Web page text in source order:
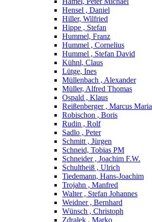
Hensel , Daniel
Hiller, Wilfried
Hippe , Stefan
Hummel, Franz
Hummel , Cornelius
Hummel , Stefan David
Kühnl, Claus
Lütge, Ines
Müllenbach , Alexander
Müller, Alfred Thomas
Ospald , Klaus
Reißenberger , Marcus Maria
Robischon , Boris
Rudin , Rolf
Sadlo , Peter
Schmitt , Jürgen
Schneid, Tobias PM
Schneider , Joachim F.W.
Schultheiß , Ulrich
Tiedemann, Hans-Joachim
Trojahn , Manfred
Walter , Stefan Johannes
Weidner , Bernhard
Wünsch , Christoph
Zdralek , Marko